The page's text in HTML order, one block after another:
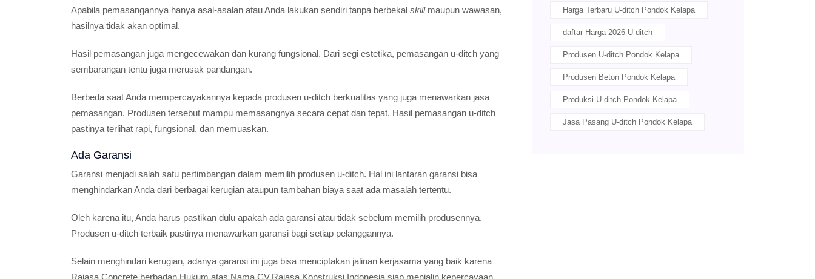
Apabila pemasangannya hanya asal-asalan atau Anda lakukan sendiri tanpa berbekal skillmaupun wawasan,
hasilnya tidak akan optimal.
Hasil pemasangan juga mengecewakan dan kurang fungsional. Dari segi estetika, pemasangan u-ditch yang
sembarangan tentu juga merusak pandangan.
Berbeda saat Anda mempercayakannya kepada produsen u-ditch berkualitas yang juga menawarkan jasa
pemasangan. Produsen tersebut mampu memasangnya secara cepat dan tepat. Hasil pemasangan u-ditch
pastinya terlihat rapi, fungsional, dan memuaskan.
Ada Garansi
Garansi menjadi salah satu pertimbangan dalam memilih produsen u-ditch. Hal ini lantaran garansi bisa
menghindarkan Anda dari berbagai kerugian ataupun tambahan biaya saat ada masalah tertentu.
Oleh karena itu, Anda harus pastikan dulu apakah ada garansi atau tidak sebelum memilih produsennya.
Produsen u-ditch terbaik pastinya menawarkan garansi bagi setiap pelanggannya.
Selain menghindari kerugian, adanya garansi ini juga bisa menciptakan jalinan kerjasama yang baik karena
Rajasa Concrete berbadan Hukum atas Nama CV.Rajasa Konstruksi Indonesia siap menjalin kepercayaan
Harga Terbaru U-ditch Pondok Kelapa
daftar Harga 2026 U-ditch
Produsen U-ditch Pondok Kelapa
Produsen Beton Pondok Kelapa
Produksi U-ditch Pondok Kelapa
Jasa Pasang U-ditch Pondok Kelapa